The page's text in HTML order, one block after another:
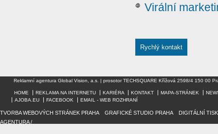
Virální
Rychlý kontakt
Reklamní agentura Global Vision, a.s. | prosotor TECHSQUARE Křížová 2598/4 150 00
HOME REKLAMA NA INTERNETU KARIÉRA KONTAKT MAPA-STRÁNEK
AJOBA.EU
FACEBOOK EMAIL - WEB ROZHRANÍ
TVORBA WEBOVÝCH STRÁNEK PRAHA GRAFICKÉ STUDIO PRAHA
DIGITÁLNÍ
AGENTURA /